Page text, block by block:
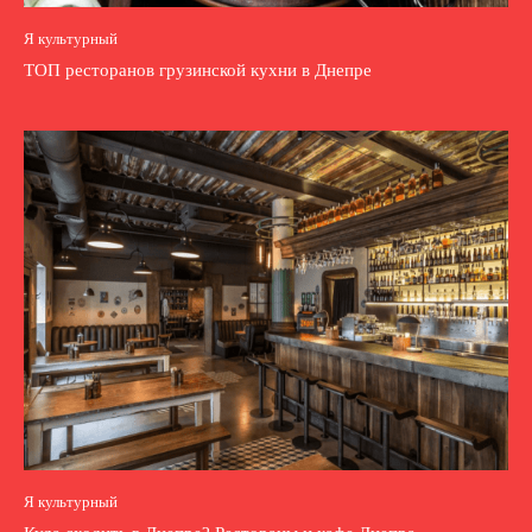
Я культурный
ТОП ресторанов грузинской кухни в Днепре
Я культурный